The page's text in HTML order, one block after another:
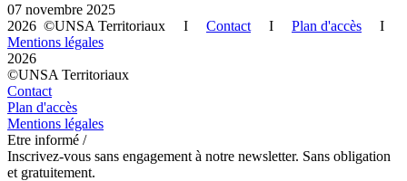
07 novembre 2025
2026 ©UNSA Territoriaux I Contact I Plan d'accès I
Mentions légales
2026
©UNSA Territoriaux
Contact
Plan d'accès
Mentions légales
Etre informé /
Inscrivez-vous sans engagement à notre newsletter. Sans obligation
et gratuitement.